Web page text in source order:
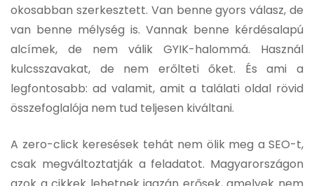
okosabban szerkesztett. Van benne gyors válasz, de
van benne mélység is. Vannak benne kérdésalapú
alcímek, de nem válik GYIK-halommá. Használ
kulcsszavakat, de nem erőlteti őket. És ami a
legfontosabb: ad valamit, amit a találati oldal rövid
összefoglalója nem tud teljesen kiváltani.
A zero-click keresések tehát nem ölik meg a SEO-t,
csak megváltoztatják a feladatot. Magyarországon